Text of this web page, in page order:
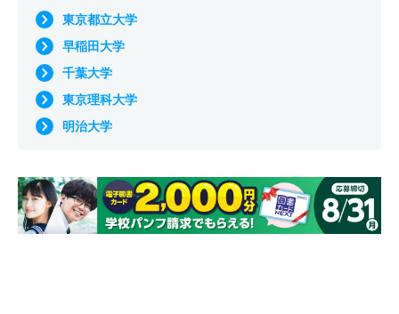
東京都立大学
早稲田大学
千葉大学
東京理科大学
明治大学